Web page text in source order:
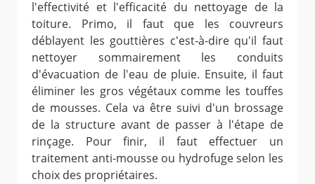
l'effectivité et l'efficacité du nettoyage de la
toiture. Primo, il faut que les couvreurs
déblayent les gouttières c'est-à-dire qu'il faut
nettoyer sommairement les conduits
d'évacuation de l'eau de pluie. Ensuite, il faut
éliminer les gros végétaux comme les touffes
de mousses. Cela va être suivi d'un brossage
de la structure avant de passer à l'étape de
rinçage. Pour finir, il faut effectuer un
traitement anti-mousse ou hydrofuge selon les
choix des propriétaires.